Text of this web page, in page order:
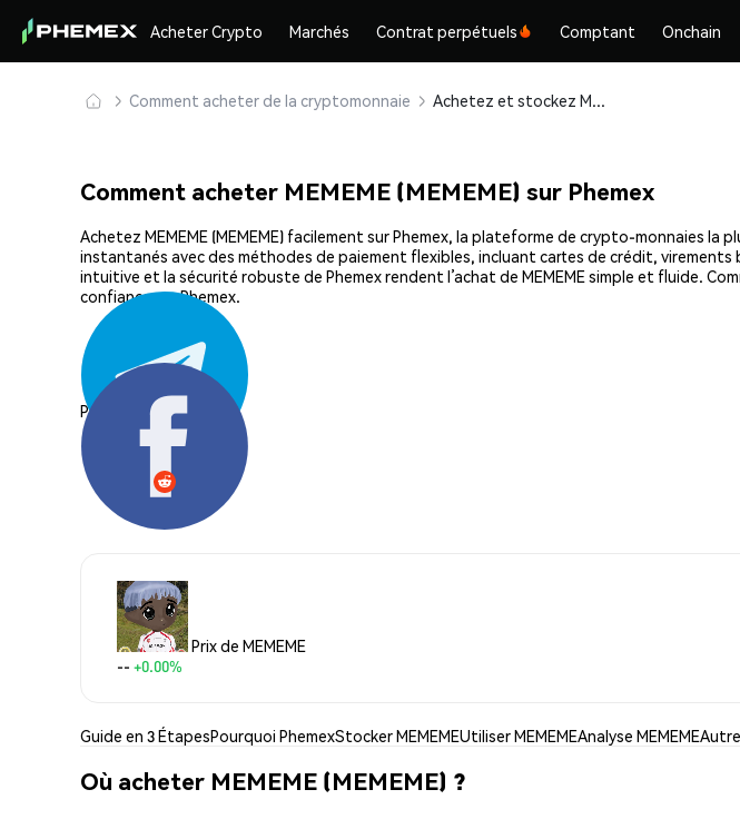
Acheter Crypto Marchés Contrat perpétuels Comptant Onchain
Comment acheter de la cryptomonnaie Achetez et stockez MEMEME (MEMEME) en toute sécurité
Comment acheter MEMEME (MEMEME) sur Phemex
Achetez MEMEME (MEMEME) facilement sur Phemex, la plateforme de crypto-monnaies
instantanés avec des méthodes de paiement flexibles, incluant cartes de crédit,
intuitive et la sécurité robuste de Phemex rendent l’achat de MEMEME simple et fluide.
confiance sur Phemex.
Partager:
Prix de MEMEME
-- +0.00%
Guide en 3 ÉtapesPourquoi PhemexStocker MEMEMEUtiliser MEMEMEAnalyse MEMEME
Où acheter MEMEME (MEMEME) ?